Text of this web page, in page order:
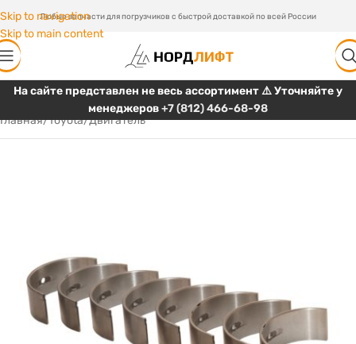
Skip to navigation
Skip to main content
Любые запчасти для погрузчиков с быстрой доставкой по всей России
На сайте представлен не весь ассортимент ⚠️ Уточняйте у
менеджеров+7 (812) 466-68-98
Главная/Toyota/Двигатель